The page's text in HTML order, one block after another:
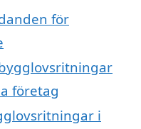
för
företag
i